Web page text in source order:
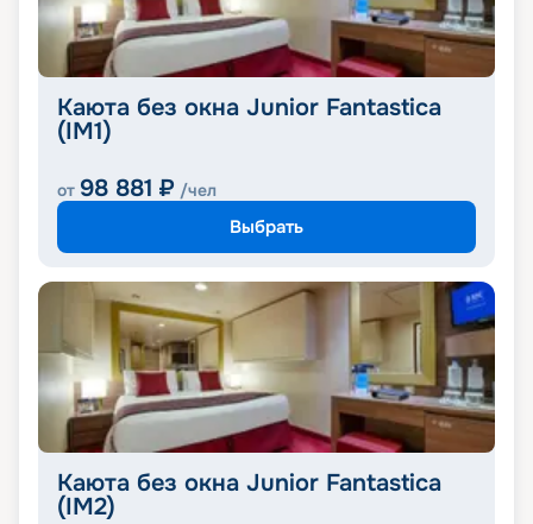
Каюта без окна Junior Fantastica
(IM1)
от 98 881 ₽ /чел
Выбрать
Каюта без окна Junior Fantastica
(IM2)